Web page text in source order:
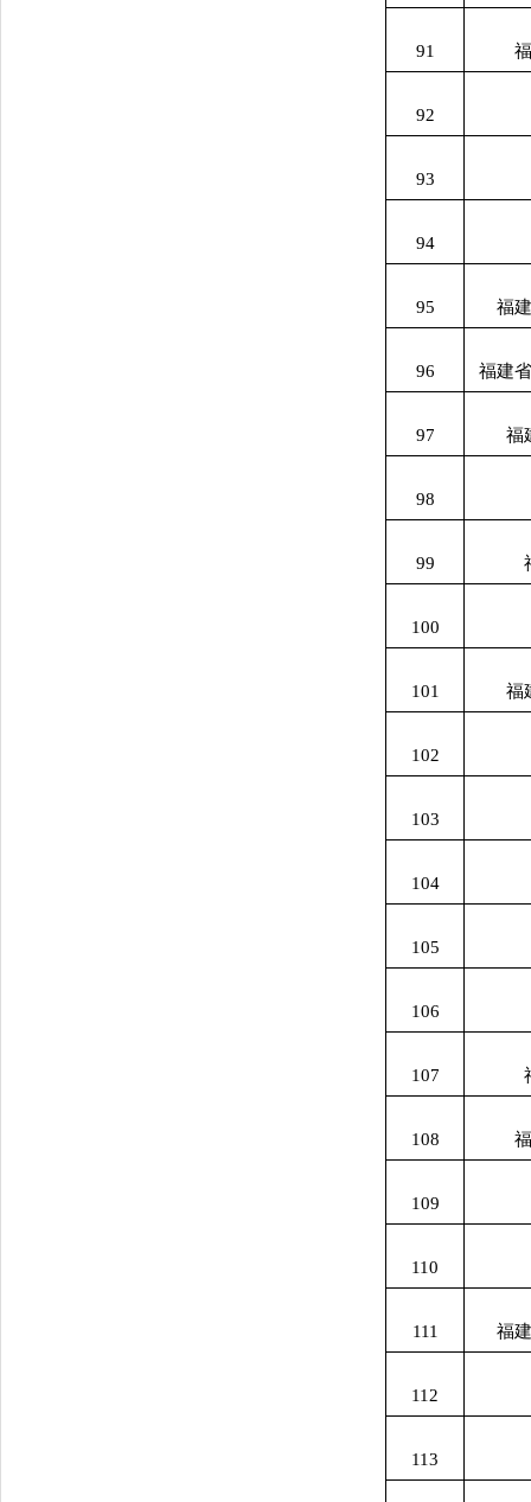
91
92
93
94
95 福
96 福建
97 福
98
99
100
101 福
102
103
104
105
106
107
108
109
110
111 福
112
113